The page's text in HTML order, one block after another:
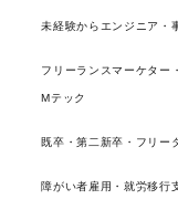
未経験からエンジニア・
フリーランスマーケター
Mテック
既卒・第二新卒・フリー
障がい者雇用・就労移行